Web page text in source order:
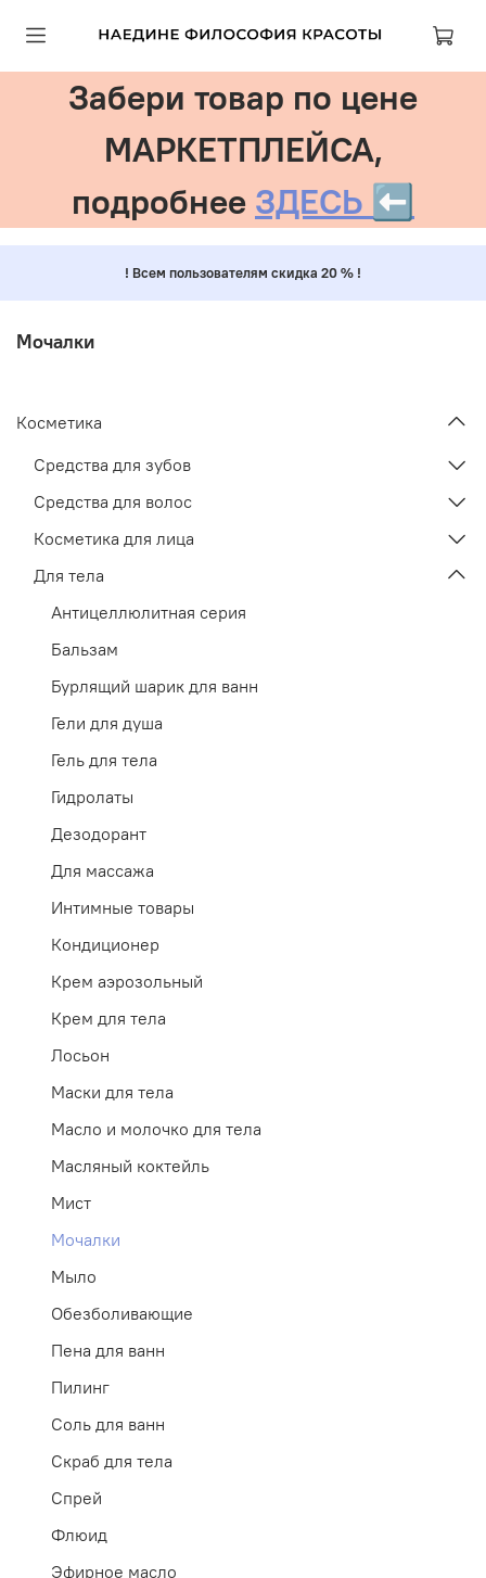
Забери товар по цене
МАРКЕТПЛЕЙСА,
подробнее ЗДЕСЬ ⬅️
! Всем пользователям скидка 20 % !
Мочалки
Косметика
Средства для зубов
Средства для волос
Косметика для лица
Для тела
Антицеллюлитная серия
Бальзам
Бурлящий шарик для ванн
Гели для душа
Гель для тела
Гидролаты
Дезодорант
Для массажа
Интимные товары
Кондиционер
Крем аэрозольный
Крем для тела
Лосьон
Маски для тела
Масло и молочко для тела
Масляный коктейль
Мист
Мочалки
Мыло
Обезболивающие
Пена для ванн
Пилинг
Соль для ванн
Скраб для тела
Спрей
Флюид
Эфирное масло